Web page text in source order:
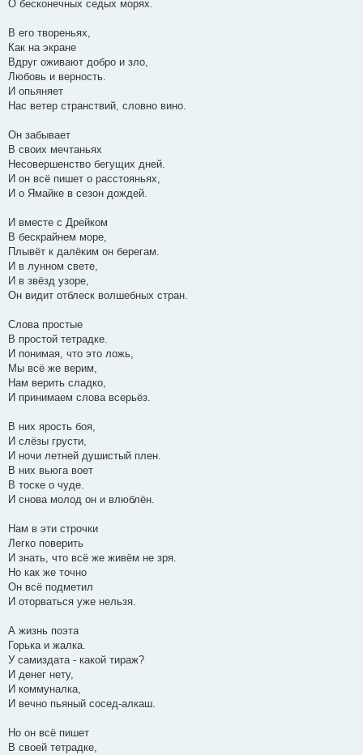
О бесконечных седых морях.
В его твореньях,
Как на экране
Вдруг оживают добро и зло,
Любовь и верность.
И опьяняет
Нас ветер странствий, словно вино.
Он забывает
В своих мечтаньях
Несовершенство бегущих дней.
И он всё пишет о расстояньях,
И о Ямайке в сезон дождей.
И вместе с Дрейком
В бескрайнем море,
Плывёт к далёким он берегам.
И в лунном свете,
И в звёзд узоре,
Он видит отблеск волшебных стран.
Слова простые
В простой тетрадке.
И понимая, что это ложь,
Мы всё же верим,
Нам верить сладко,
И принимаем слова всерьёз.
В них ярость боя,
И слёзы грусти,
И ночи летней душистый плен.
В них вьюга воет
В тоске о чуде.
И снова молод он и влюблён.
Нам в эти строчки
Легко поверить
И знать, что всё же живём не зря.
Но как же точно
Он всё подметил
И оторваться уже нельзя.
А жизнь поэта
Горька и жалка.
У самиздата - какой тираж?
И денег нету,
И коммуналка,
И вечно пьяный сосед-алкаш.
Но он всё пишет
В своей тетрадке,